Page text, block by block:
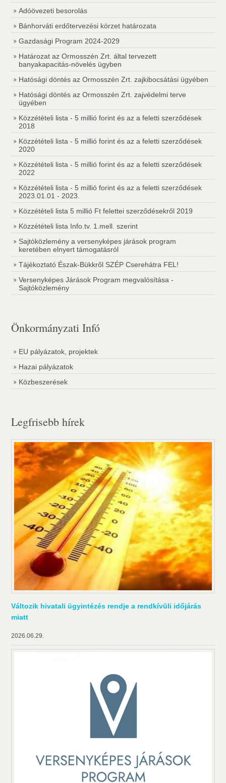
Adóövezeti besorolás
Bánhorváti erdőtervezési körzet határozata
Gazdasági Program 2024-2029
Határozat az Ormosszén Zrt. által tervezett
banyakapacitás-növelés ügyben
Hatósági döntés az Ormosszén Zrt. zajkibocsátási ügyében
Hatósági döntés az Ormosszén Zrt. zajvédelmi terve
ügyében
Közzétételi lista - 5 millió forint és az a feletti szerződések
2018
Közzétételi lista - 5 millió forint és az a feletti szerződések
2020
Közzétételi lista - 5 millió forint és az a feletti szerződések
2022
Közzétételi lista - 5 millió forint és az a feletti szerződések
2023.01.01 - 2023.
Közzétételi lista 5 millió Ft felettei szerződésekről 2019
Közzétételi lista Info.tv. 1.mell. szerint
Sajtóközlemény a versenyképes járások program
keretében elnyert támogatásról
Tájékoztató Észak-Bükkről SZÉP Cserehátra FEL!
Versenyképes Járások Program megvalósítása -
Sajtóközlemény
Önkormányzati Infó
EU pályázatok, projektek
Hazai pályázatok
Közbeszerések
Legfrisebb hírek
Változik hivatali ügyintézés rendje a rendkívüli időjárás
miatt
2026.06.29.